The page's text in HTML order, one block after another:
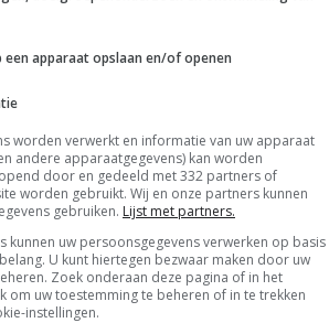
die combinatie werd ik
en dressings mee
naar mijn kaaswinkel
erin). Het recept
houdt het bij ons nog
voor een nieuwe
apparaat opslaan en/of openen
worden verwerkt en informatie van uw apparaat
andere apparaatgegevens) kan worden
door en gedeeld met 332 partners of
worden gebruikt. Wij en onze partners kunnen
gebruiken. Lijst met partners.
kunnen uw persoonsgegevens verwerken op basis
U kunt hiertegen bezwaar maken door uw
Zoek onderaan deze pagina of in het
om uw toestemming te beheren of in te trekken
instellingen.